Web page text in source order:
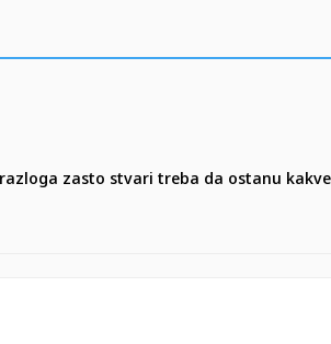
zasto stvari treba da ostanu